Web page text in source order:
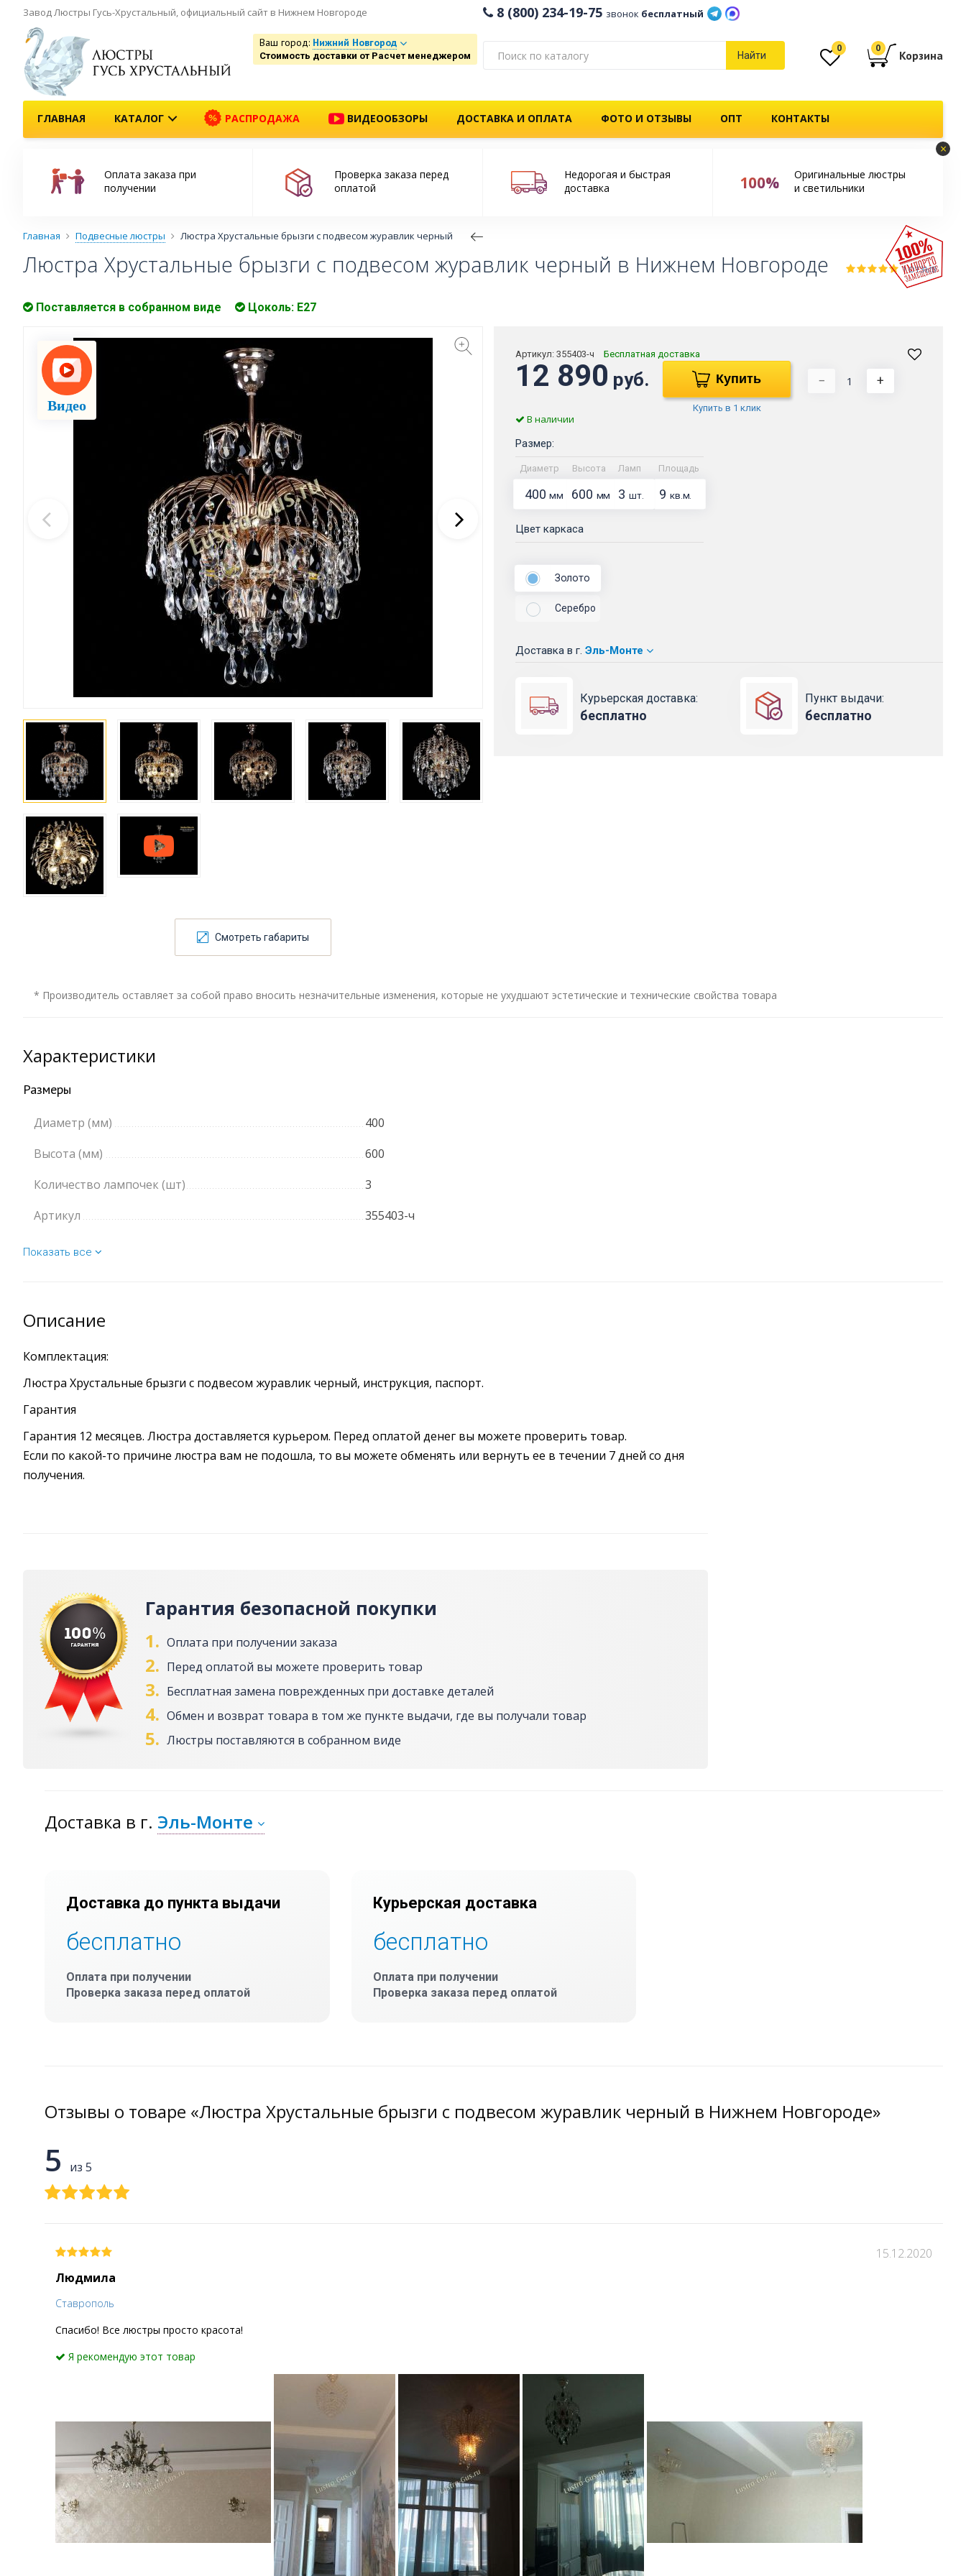
Завод Люстры Гусь-Хрустальный, официальный сайт в Нижнем Новгороде 8 (800) 234-19-75 звонок бесплатный
Ваш город: Нижний Новгород
Стоимость доставки от Расчет менеджером Найти
0 0
Корзина
ГЛАВНАЯ КАТАЛОГ РАСПРОДАЖА ВИДЕООБЗОРЫ ДОСТАВКА И ОПЛАТА ФОТО И ОТЗЫВЫ ОПТ КОНТАКТЫ
×
Оплата заказа при
получении
Проверка заказа перед
оплатой
Недорогая и быстрая
доставка
100%
Оригинальные люстры
и светильники
Главная Подвесные люстры Люстра Хрустальные брызги с подвесом журавлик черный
Люстра Хрустальные брызги с подвесом журавлик черный в Нижнем Новгороде 1 ОТЗЫВ
Поставляется в собранном виде Цоколь: Е27
Видео
Смотреть габариты
Артикул: 355403-ч Бесплатная доставка
12 890 руб. Купить
Купить в 1 клик
− +
В наличии
Размер:
Диаметр Высота Ламп Площадь
400мм 600 мм 3 шт. 9 кв.м.
Цвет каркаса
Золото
Серебро
Доставка в г. Эль-Монте
Курьерская доставка:
бесплатно
Пункт выдачи:
бесплатно
* Производитель оставляет за собой право вносить незначительные изменения, которые не ухудшают эстетические и технические свойства товара
Характеристики
Размеры
Диаметр (мм)
400
Высота (мм)
600
Количество лампочек (шт)
3
Артикул
355403-ч
Показать все
Описание
Комплектация:
Люстра Хрустальные брызги с подвесом журавлик черный, инструкция, паспорт.
Гарантия
Гарантия 12 месяцев. Люстра доставляется курьером. Перед оплатой денег вы можете проверить товар.
Если по какой-то причине люстра вам не подошла, то вы можете обменять или вернуть ее в течении 7 дней со дня
получения.
Гарантия безопасной покупки
1. Оплата при получении заказа
2. Перед оплатой вы можете проверить товар
3. Бесплатная замена поврежденных при доставке деталей
4. Обмен и возврат товара в том же пункте выдачи, где вы получали товар
5. Люстры поставляются в собранном виде
Доставка в г. Эль-Монте
Доставка до пункта выдачи
бесплатно
Оплата при получении
Проверка заказа перед оплатой
Курьерская доставка
бесплатно
Оплата при получении
Проверка заказа перед оплатой
Отзывы о товаре «Люстра Хрустальные брызги с подвесом журавлик черный в Нижнем Новгороде»
5 из 5
Людмила
Ставрополь
15.12.2020
Спасибо! Все люстры просто красота!
Я рекомендую этот товар